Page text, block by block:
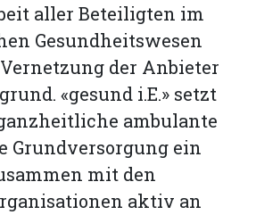
aller Beteiligten im
Gesundheitswesen
der Anbieter
«gesund i.E.» setzt
ambulante
Grundversorgung ein
mit den
aktiv an